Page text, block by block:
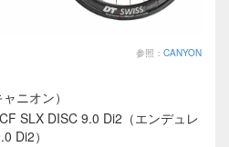
参照： CANYON
ニオン）
SLX DISC 9.0 Di2（エンデュレ
Di2）